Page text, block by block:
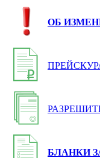
ОБ
БЛАНКИ